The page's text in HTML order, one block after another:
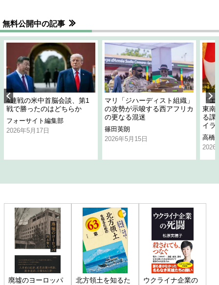
無料公開中の記事
4連戦の米中首脳会談、第1
戦で勝ったのはどちらか
フォーサイト編集部
2026年5月17日
マリ「ジハーディスト組織」
の攻勢が示唆する西アフリカ
の更なる混迷
篠田英朗
2026年5月15日
「
東南
る課
イラ
高橋
2026
廃墟のヨーロッパ
北方領土を知るた
ウクライナ企業の